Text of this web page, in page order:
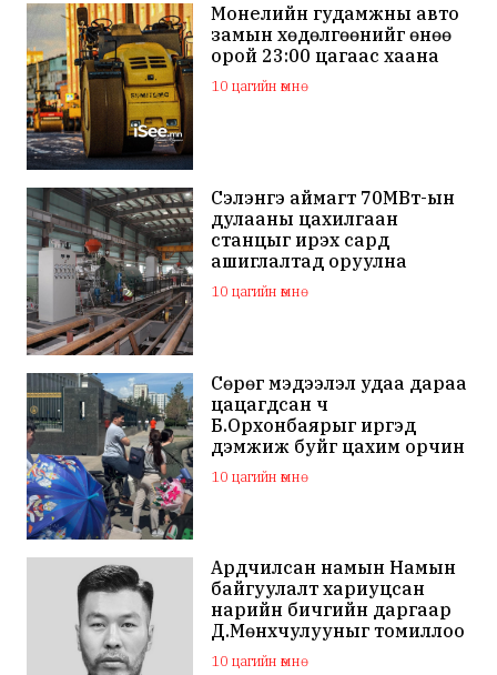
Монелийн гудамжны авто
замын хөдөлгөөнийг өнөө
орой 23:00 цагаас хаана
10 цагийн өмнө
Сэлэнгэ аймагт 70МВт-ын
дулааны цахилгаан
станцыг ирэх сард
ашиглалтад оруулна
10 цагийн өмнө
Сөрөг мэдээлэл удаа дараа
цацагдсан ч
Б.Орхонбаярыг иргэд
дэмжиж буйг цахим орчин
дахь сэтгэгдэл харууллаа
10 цагийн өмнө
Ардчилсан намын Намын
байгуулалт хариуцсан
нарийн бичгийн даргаар
Д.Мөнхчулууныг томиллоо
10 цагийн өмнө